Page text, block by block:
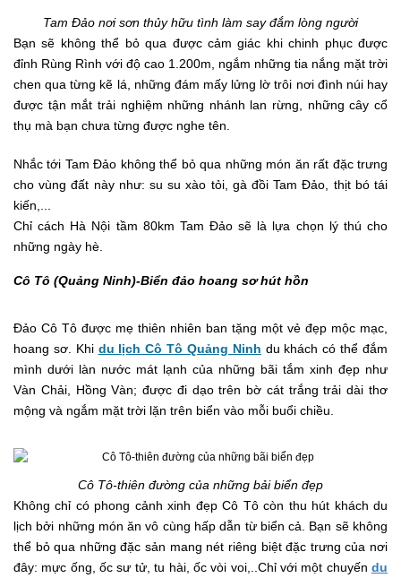
Tam Đảo nơi sơn thủy hữu tình làm say đắm lòng người
Bạn sẽ không thể bỏ qua được cảm giác khi chinh phục được
đỉnh Rùng Rình với độ cao 1.200m, ngắm những tia nắng mặt trời
chen qua từng kẽ lá, những đám mấy lửng lờ trôi nơi đình núi hay
được tận mắt trải nghiệm những nhánh lan rừng, những cây cổ
thụ mà bạn chưa từng được nghe tên.
Nhắc tới Tam Đảo không thể bỏ qua những món ăn rất đặc trưng
cho vùng đất này như: su su xào tỏi, gà đồi Tam Đảo, thịt bó tái
kiến,...
Chỉ cách Hà Nội tầm 80km Tam Đảo sẽ là lựa chọn lý thú cho
những ngày hè.
Cô Tô (Quảng Ninh)-Biể​n đảo hoang sơ hút hồn
Đảo Cô Tô được mẹ thiên nhiên ban tặng một vẻ đẹp mộc mạc,
hoang sơ. Khi du lịch Cô Tô Quảng Ninh du khách có thể đắm
mình dưới làn nước mát lạnh của những bãi tắm xinh đẹp như
Vàn Chải, Hồng Vàn; được đi dạo trên bờ cát trắng trải dài thơ
mộng và ngắm mặt trời lặn trên biển vào mỗi buổi chiều.
Cô Tô-thiên đường của những bải biển đẹp
Không chỉ có phong cảnh xinh đẹp Cô Tô còn thu hút khách du
lịch bởi những món ăn vô cùng hấp dẫn từ biển cả. Bạn sẽ không
thể bỏ qua những đặc sản mang nét riêng biệt đặc trưng của nơi
đây: mực ống, ốc sư tử, tu hài, ốc vòi voi,..Chỉ với một chuyến du